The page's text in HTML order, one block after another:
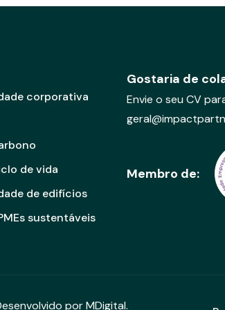
corporativa
de vida
de edifícios
sustentáveis
Gostaria de
Envie o seu CV
Membro de:
porMDigital.